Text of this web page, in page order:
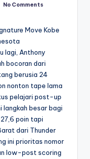
No Comments
Move Kobe
lagi, Anthony
bocoran dari
berusia 24
nonton tape lama
pelajari post-up
langkah besar bagi
poin tapi
dari Thunder
ini prioritas nomor
low-post scoring